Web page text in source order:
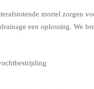
mortel zorgen
een oplossing. We